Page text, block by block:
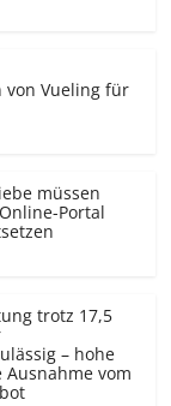
von Vueling für
müssen
Portal
trotz 17,5
– hohe
vom